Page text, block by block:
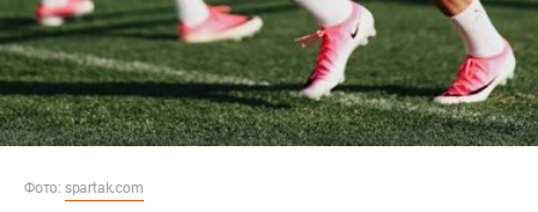
Фото: spartak.com